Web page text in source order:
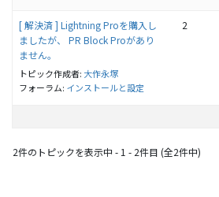
[ 解決済 ] Lightning Proを購入し
ましたが、 PR Block Proがあり
ません。
トピック作成者: 大作永塚
フォーラム: インストールと設定
2
2件のトピックを表示中 - 1 - 2件目 (全2件中)